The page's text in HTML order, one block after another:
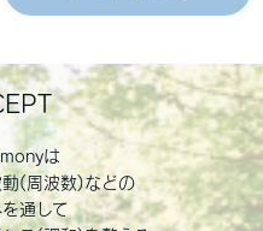
は
(周波数)などの
通して